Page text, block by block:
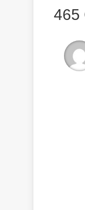
465